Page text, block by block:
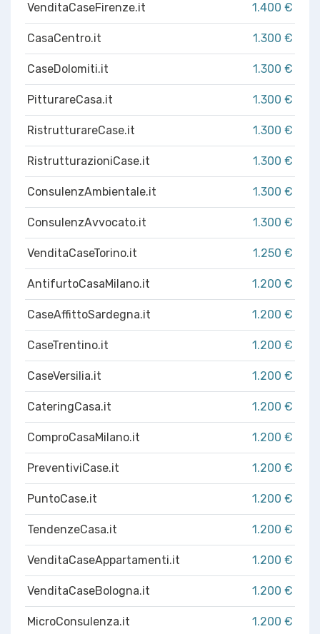
VenditaCaseFirenze.it 1.400 €
CasaCentro.it 1.300 €
CaseDolomiti.it 1.300 €
PitturareCasa.it 1.300 €
RistrutturareCase.it 1.300 €
RistrutturazioniCase.it 1.300 €
ConsulenzAmbientale.it 1.300 €
ConsulenzAvvocato.it 1.300 €
VenditaCaseTorino.it 1.250 €
AntifurtoCasaMilano.it 1.200 €
CaseAffittoSardegna.it 1.200 €
CaseTrentino.it 1.200 €
CaseVersilia.it 1.200 €
CateringCasa.it 1.200 €
ComproCasaMilano.it 1.200 €
PreventiviCase.it 1.200 €
PuntoCase.it 1.200 €
TendenzeCasa.it 1.200 €
VenditaCaseAppartamenti.it 1.200 €
VenditaCaseBologna.it 1.200 €
MicroConsulenza.it 1.200 €